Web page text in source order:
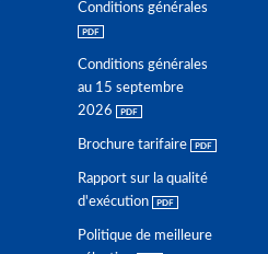
Conditions générales
Conditions générales
au 15 septembre
2026
Brochure tarifaire
Rapport sur la qualité
d'exécution
Politique de meilleure